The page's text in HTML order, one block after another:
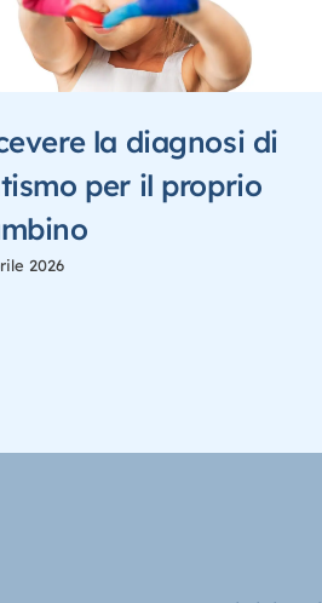
la diagnosi di
per il proprio
2026